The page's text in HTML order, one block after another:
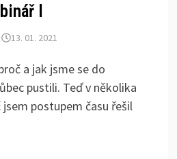
I
13. 01. 2021
a jak jsme se do
pustili. Teď v několika
postupem času řešil